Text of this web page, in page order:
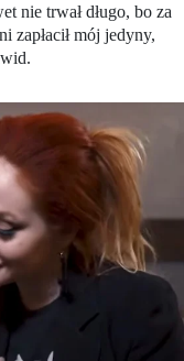
nie trwał długo, bo za
zapłacił mój jedyny,